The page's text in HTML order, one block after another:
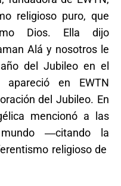
religioso puro, que
Dios. Ella dijo
Alá y nosotros le
del Jubileo en el
en EWTN
del Jubileo. En
mencionó a las
mundo ―citando la
religioso de